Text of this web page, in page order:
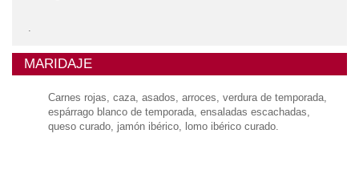
MARIDAJE
Carnes rojas, caza, asados, arroces, verdura de temporada,
espárrago blanco de temporada, ensaladas escachadas,
queso curado, jamón ibérico, lomo ibérico curado.